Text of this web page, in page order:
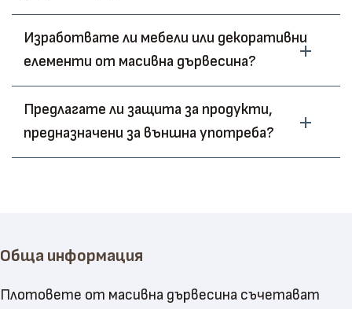
Изработвате ли мебели или декоративни
елементи от масивна дървесина?
Предлагате ли защита за продукти,
предназначени за външна употреба?
Обща информация
Плотовете от масивна дървесина съчетават